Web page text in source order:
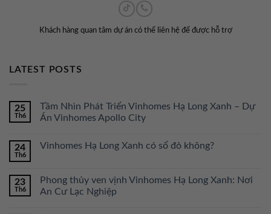
Khách hàng quan tâm dự án có thể liên hệ để được hỗ trợ
LATEST POSTS
25
Th6
Tầm Nhìn Phát Triển Vinhomes Hạ Long Xanh – Dự
Án Vinhomes Apollo City
24
Th6
Vinhomes Hạ Long Xanh có sổ đỏ không?
23
Th6
Phong thủy ven vịnh Vinhomes Hạ Long Xanh: Nơi
An Cư Lạc Nghiệp